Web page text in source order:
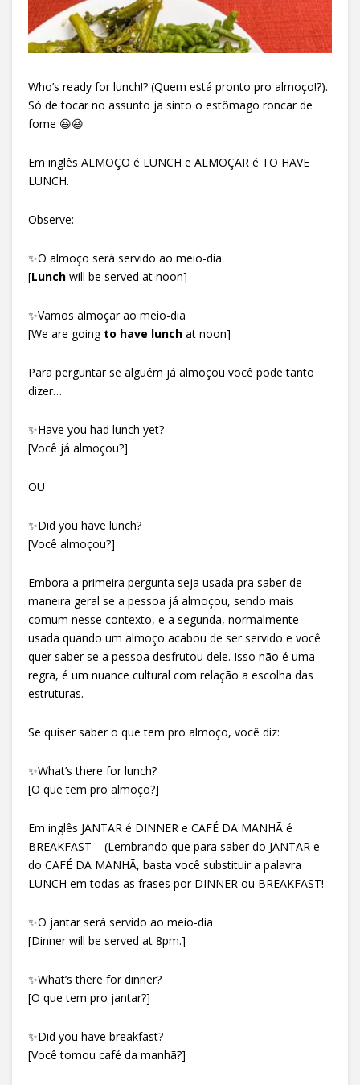
Who’s ready for lunch!? (Quem está pronto pro almoço!?).
Só de tocar no assunto ja sinto o estômago roncar de
fome 😆😆
Em inglês ALMOÇO é LUNCH e ALMOÇAR é TO HAVE
LUNCH.
Observe:
✨O almoço será servido ao meio-dia
[Lunch will be served at noon]
✨Vamos almoçar ao meio-dia
[We are going to have lunch at noon]
Para perguntar se alguém já almoçou você pode tanto
dizer…
✨Have you had lunch yet?
[Você já almoçou?]
OU
✨Did you have lunch?
[Você almoçou?]
Embora a primeira pergunta seja usada pra saber de
maneira geral se a pessoa já almoçou, sendo mais
comum nesse contexto, e a segunda, normalmente
usada quando um almoço acabou de ser servido e você
quer saber se a pessoa desfrutou dele. Isso não é uma
regra, é um nuance cultural com relação a escolha das
estruturas.
Se quiser saber o que tem pro almoço, você diz:
✨What’s there for lunch?
[O que tem pro almoço?]
Em inglês JANTAR é DINNER e CAFÉ DA MANHÃ é
BREAKFAST – (Lembrando que para saber do JANTAR e
do CAFÉ DA MANHÃ, basta você substituir a palavra
LUNCH em todas as frases por DINNER ou BREAKFAST!
✨O jantar será servido ao meio-dia
[Dinner will be served at 8pm.]
✨What’s there for dinner?
[O que tem pro jantar?]
✨Did you have breakfast?
[Você tomou café da manhã?]